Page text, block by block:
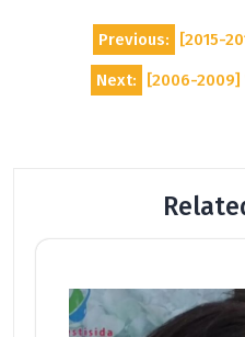
navigation
Previous: [2015-
Next: [2006-2009]